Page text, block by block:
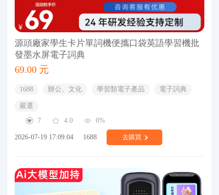
源頭廠家學生卡片單詞機便攜口袋英語學習機批
發墨水屏電子詞典
69.00 元
1688 辦公、文化 學習類電子產品 電子詞典
嚴選
7
4.0 0%
2026-07-19 17:09:04 1688 去購買